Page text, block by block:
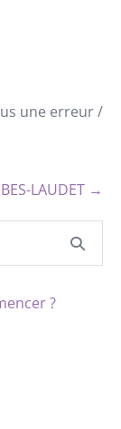
une erreur /
LAUDET →
?